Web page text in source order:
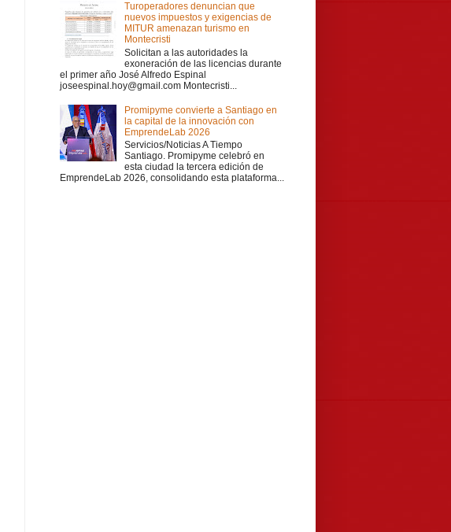
Turoperadores denuncian que
nuevos impuestos y exigencias de
MITUR amenazan turismo en
Montecristi
Solicitan a las autoridades la
exoneración de las licencias durante
el primer año José Alfredo Espinal
joseespinal.hoy@gmail.com Montecristi...
Promipyme convierte a Santiago en
la capital de la innovación con
EmprendeLab 2026
Servicios/Noticias A Tiempo
Santiago. Promipyme celebró en
esta ciudad la tercera edición de
EmprendeLab 2026, consolidando esta plataforma...